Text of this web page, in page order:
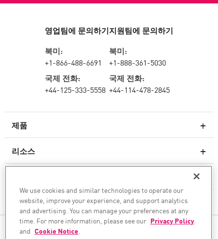
제품
차세대 방화벽
클라우드 네트워크 보안
WAF
리소스
회사
영업팀에 문의하기
북미:
+1-866-488-6691
국제 전화:
+44-125-333-5558
지원팀에 문의하기
북미:
+1-888-361-5030
국제 전화:
+44-114-478-2845
팔로우하기
We use cookies and similar technologies to operate our
website, improve your experience, and support analytics
and advertising. You can manage your preferences at any
time. For more information, please see our Privacy Policy
and Cookie Notice.